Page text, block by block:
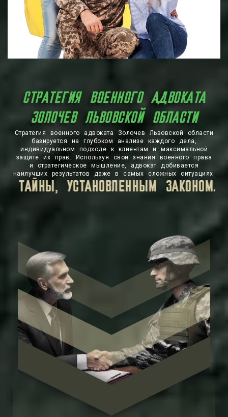
СТРАТЕГИЯ ВОЕННОГО АДВОКАТА
ЗОЛОЧЕВ ЛЬВОВСКОЙ ОБЛАСТИ
Стратегия военного адвоката Золочев Львовской области
базируется на глубоком анализе каждого дела,
индивидуальном подходе к клиентам и максимальной
защите их прав. Используя свои знания военного права
и стратегическое мышление, адвокат добивается
наилучших результатов даже в самых сложных ситуациях.
ВСЯ ЛИЧНАЯ ИНФОРМАЦИЯ, КОТОРУЮ